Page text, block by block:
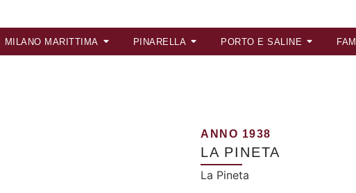
MILANO MARITTIMA PINARELLA PORTO E SALINE
ANNO 1938
LA PINETA
La Pineta